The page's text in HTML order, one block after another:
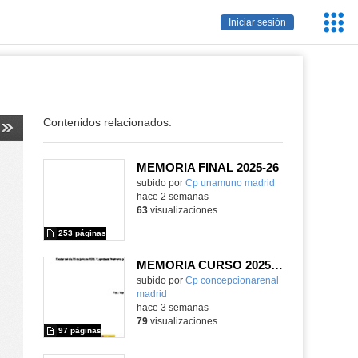
Iniciar sesión
Contenidos relacionados:
MEMORIA FINAL 2025-26
Contenido educativo.
subido por Cp unamuno madrid
253 páginas
hace 2 semanas
63visualizaciones
MEMORIA CURSO 2025-2026
subido por Cp concepcionarenal
madrid
97 páginas
hace 3 semanas
79visualizaciones